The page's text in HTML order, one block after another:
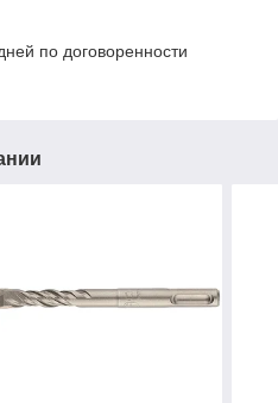
по договоренности